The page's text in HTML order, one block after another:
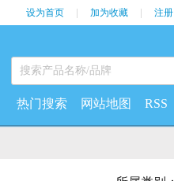
设为首页 加为收藏 注册
热门搜索 网站地图 RSS